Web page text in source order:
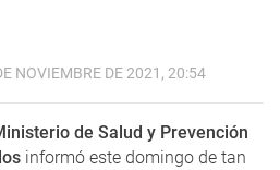
NOVIEMBRE DE 2021, 20:54
de Salud y Prevención
informó este domingo de tan